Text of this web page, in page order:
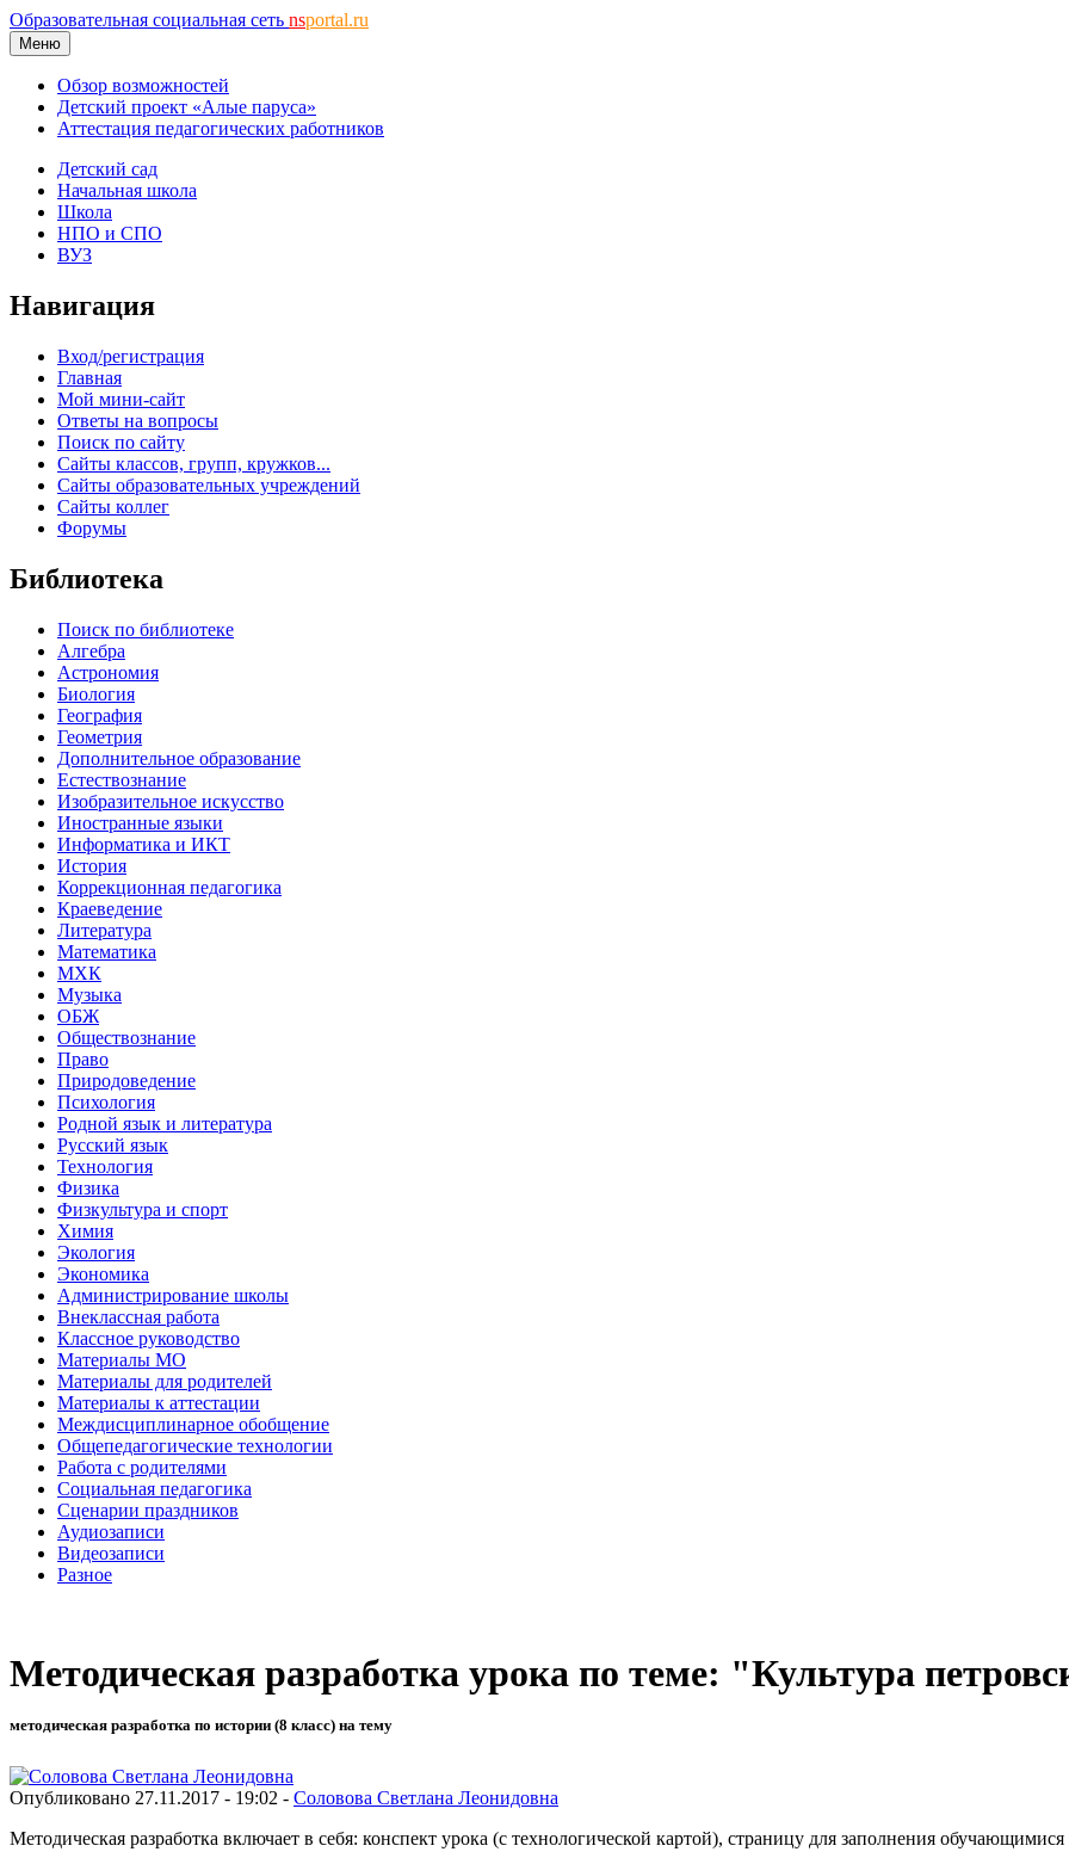
Образовательная социальная сеть nsportal.ru
Меню
Обзор возможностей
Детский проект «Алые паруса»
Аттестация педагогических работников
Детский сад
Начальная школа
Школа
НПО и СПО
ВУЗ
Навигация
Вход/регистрация
Главная
Мой мини-сайт
Ответы на вопросы
Поиск по сайту
Сайты классов, групп, кружков...
Сайты образовательных учреждений
Сайты коллег
Форумы
Библиотека
Поиск по библиотеке
Алгебра
Астрономия
Биология
География
Геометрия
Дополнительное образование
Естествознание
Изобразительное искусство
Иностранные языки
Информатика и ИКТ
История
Коррекционная педагогика
Краеведение
Литература
Математика
МХК
Музыка
ОБЖ
Обществознание
Право
Природоведение
Психология
Родной язык и литература
Русский язык
Технология
Физика
Физкультура и спорт
Химия
Экология
Экономика
Администрирование школы
Внеклассная работа
Классное руководство
Материалы МО
Материалы для родителей
Материалы к аттестации
Междисциплинарное обобщение
Общепедагогические технологии
Работа с родителями
Социальная педагогика
Сценарии праздников
Аудиозаписи
Видеозаписи
Разное
Методическая разработка урока по теме: "Культура
методическая разработка по истории (8 класс) на тему
Опубликовано 27.11.2017 - 19:02 - Соловова Светлана Леонидовна
Методическая разработка включает в себя: конспект урока (с технологической картой), страницу для заполнения